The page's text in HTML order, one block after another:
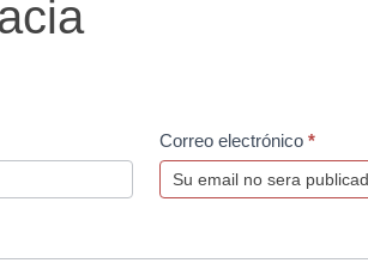
Correo electrónico *